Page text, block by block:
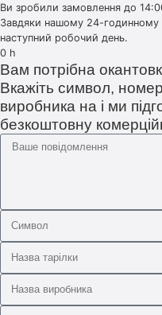
Ви зробили замовлення до
Завдяки нашому 24-годинному
наступний робочий день.
0 h
Вам потрібна
Вкажіть символ,
виробника на і ми
безкоштовну